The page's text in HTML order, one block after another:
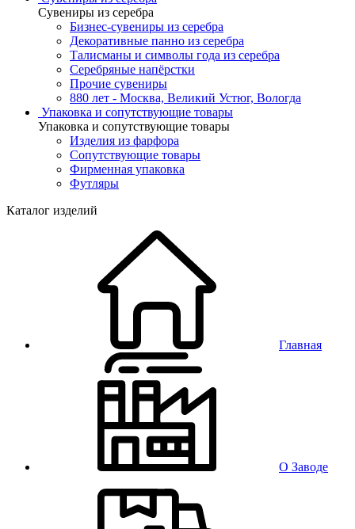
Сувениры из серебра
Бизнес-сувениры из серебра
Декоративные панно из серебра
Талисманы и символы года из серебра
Серебряные напёрстки
Прочие сувениры
880 лет - Москва, Великий Устюг, Вологда
Упаковка и сопутствующие товары
Упаковка и сопутствующие товары
Изделия из фарфора
Сопутствующие товары
Фирменная упаковка
Футляры
Каталог изделий
Главная
О Заводе